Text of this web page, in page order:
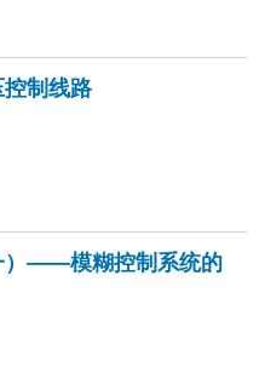
制线路
）——模糊控制系统的